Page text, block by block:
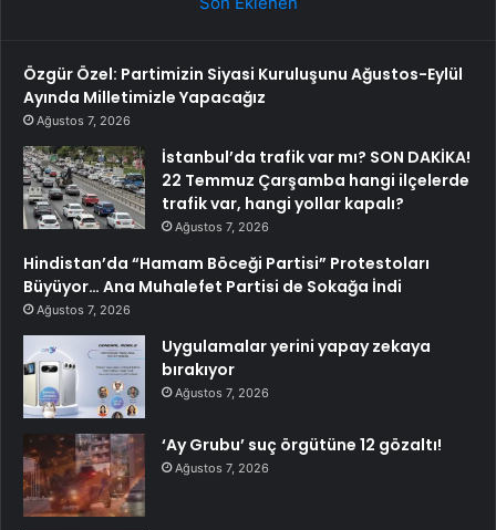
Özgür Özel: Partimizin Siyasi Kuruluşunu Ağustos-Eylül
Ayında Milletimizle Yapacağız
Ağustos 7, 2026
İstanbul’da trafik var mı? SON DAKİKA!
22 Temmuz Çarşamba hangi ilçelerde
trafik var, hangi yollar kapalı?
Ağustos 7, 2026
Hindistan’da “Hamam Böceği Partisi” Protestoları
Büyüyor… Ana Muhalefet Partisi de Sokağa İndi
Ağustos 7, 2026
Uygulamalar yerini yapay zekaya
bırakıyor
Ağustos 7, 2026
‘Ay Grubu’ suç örgütüne 12 gözaltı!
Ağustos 7, 2026